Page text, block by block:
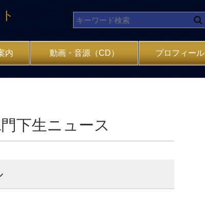
内 動画・音源（CD） プロフィール
下生ニュース